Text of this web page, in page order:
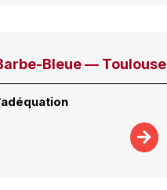
Bleue — Toulouse